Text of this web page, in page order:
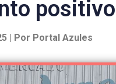
| Por Portal Azules